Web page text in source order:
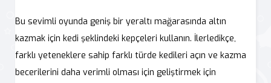
Bu sevimli oyunda geniş bir yeraltı mağarasında altın
kazmak için kedi şeklindeki kepçeleri kullanın. İlerledikçe,
farklı yeteneklere sahip farklı türde kedileri açın ve kazma
becerilerini daha verimli olması için geliştirmek için